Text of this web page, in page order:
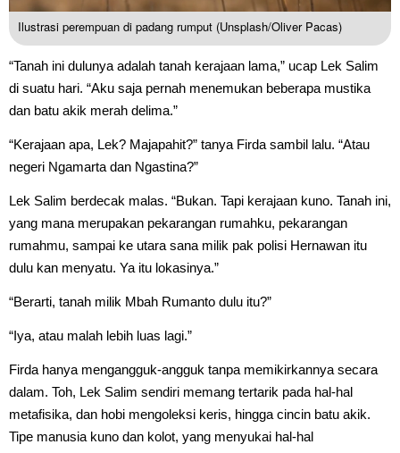
Ilustrasi perempuan di padang rumput (Unsplash/Oliver Pacas)
“Tanah ini dulunya adalah tanah kerajaan lama,” ucap Lek Salim
di suatu hari. “Aku saja pernah menemukan beberapa mustika
dan batu akik merah delima.”
“Kerajaan apa, Lek? Majapahit?” tanya Firda sambil lalu. “Atau
negeri Ngamarta dan Ngastina?”
Lek Salim berdecak malas. “Bukan. Tapi kerajaan kuno. Tanah ini,
yang mana merupakan pekarangan rumahku, pekarangan
rumahmu, sampai ke utara sana milik pak polisi Hernawan itu
dulu kan menyatu. Ya itu lokasinya.”
“Berarti, tanah milik Mbah Rumanto dulu itu?”
“Iya, atau malah lebih luas lagi.”
Firda hanya mengangguk-angguk tanpa memikirkannya secara
dalam. Toh, Lek Salim sendiri memang tertarik pada hal-hal
metafisika, dan hobi mengoleksi keris, hingga cincin batu akik.
Tipe manusia kuno dan kolot, yang menyukai hal-hal